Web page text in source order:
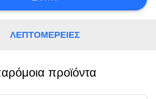
ΛΕΠΤΟΜΈΡΕΙΕΣ
προϊόντα